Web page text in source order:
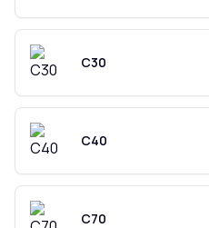
C30
C40
C70